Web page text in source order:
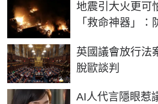
地震引大火更可
「救命神器」：
英國議會放行
脫歐談判
AI人代言隱眼惹